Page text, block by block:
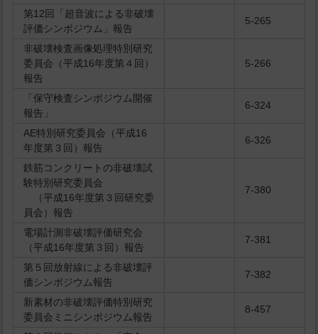
第12回「超音波による非破壊
評価シンポジウム」報告
5-265
非破壊検査画像処理特別研究
委員会（平成16年度第４回）
報告
5-266
「保守検査シンポジウム開催
報告」
6-324
AE特別研究委員会（平成16
年度第３回）報告
6-326
鉄筋コンクリートの非破壊試
験特別研究委員会
（平成16年度第３回研究委
員会）報告
7-380
電場計測非破壊評価研究会
（平成16年度第３回）報告
7-381
第５回放射線による非破壊評
価シンポジウム報告
7-382
新素材の非破壊評価特別研究
委員会ミニシンポジウム報告
8-457